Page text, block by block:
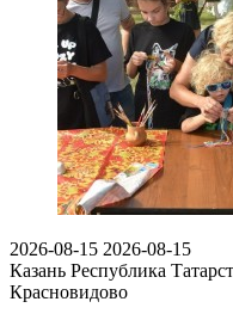
2026-08-15 2026-08-15
Казань Республика
Красновидово